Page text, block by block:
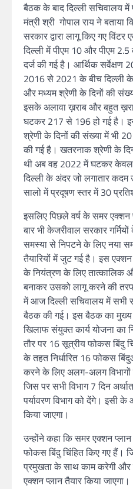
बैठक के बाद दिल्ली सचिवालय में
मंत्री श्री गोपाल राय ने बताया
सरकार द्वारा लागू किए गए
दिल्ली में पीएम 10 और पीएम 2.5
दर्ज की गई है। आर्थिक
2016 से 2021 के बीच
और मध्यम श्रेणी के दिनों की
इसके अलावा ख़राब और बहुत
घटकर 217 से 196 हो गई है।
श्रेणी के दिनों की संख्या में भी
की गई है। खतरनाक श्रेणी के
थी अब वह 2022 में घटकर केवल
दिल्ली के अंदर जो लगातार
सालो में प्रदूषण स्तर में 30
इसलिए पिछले वर्ष के समर
बार भी केजरीवाल सरकार
समस्या से निपटने के लिए नया
तैयारियों में जुट गई है। इस
के नियंत्रण के लिए तात्कालिक
बनाकर उसको लागू करने की
में आज दिल्ली सचिवालय में सभी
बैठक की गई। इस बैठक का मुख्य
खिलाफ संयुक्त कार्य योजना का
तौर पर 16 सूत्रीय फोकस बिंदु
के तहत निर्धारित 16 फोकस
करने के लिए अलग-अलग विभागों
जिस पर सभी विभाग 7 दिन
पर्यावरण विभाग को देंगे। इसी
किया जाएगा।
उन्होंने कहा कि समर एक्शन
फोकस बिंदु चिंहित किए गए हैं।
प्रमुखता के साथ काम करेगी
एक्शन प्लान तैयार किया जाएगा।